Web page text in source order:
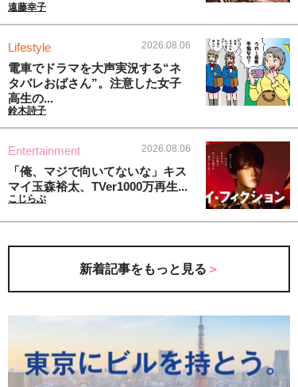
遠藤幸子
Lifestyle 2026.08.06
電車でドラマを大声実況する“ネ
タバレおばさん”。注意した女子
高生の...
鈴木詩子
Entertainment 2026.08.06
「俺、マジで向いてないな」キス
マイ玉森裕太、TVer1000万再生...
こじらぶ
新着記事をもっと見る